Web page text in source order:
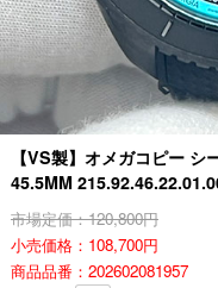
【VS製】オメガコピー
45.5MM
市場定価：120,800円
小売価格：108,700円
商品品番：202602081957